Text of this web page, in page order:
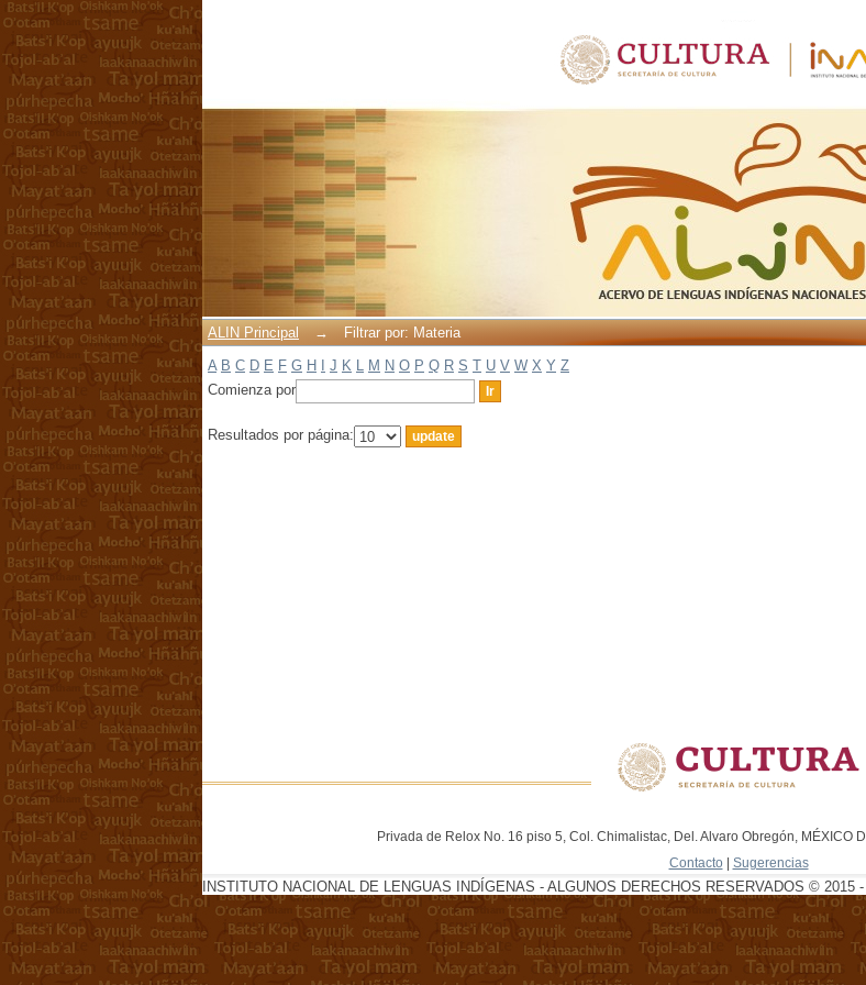
ALIN Principal →
Filtrar por: Materia
A B C D E F G H J K L M N O P Q R S T U V W X Y Z
Comienza por
Resultados por página:
Privada de Relox No. 16 piso 5, Col. Chimalistac, Del. Alvaro Obregón, MÉXICO
Contacto | Sugerencias
INSTITUTO NACIONAL DE LENGUAS INDÍGENAS - ALGUNOS DERECHOS RESERVADOS © 2015